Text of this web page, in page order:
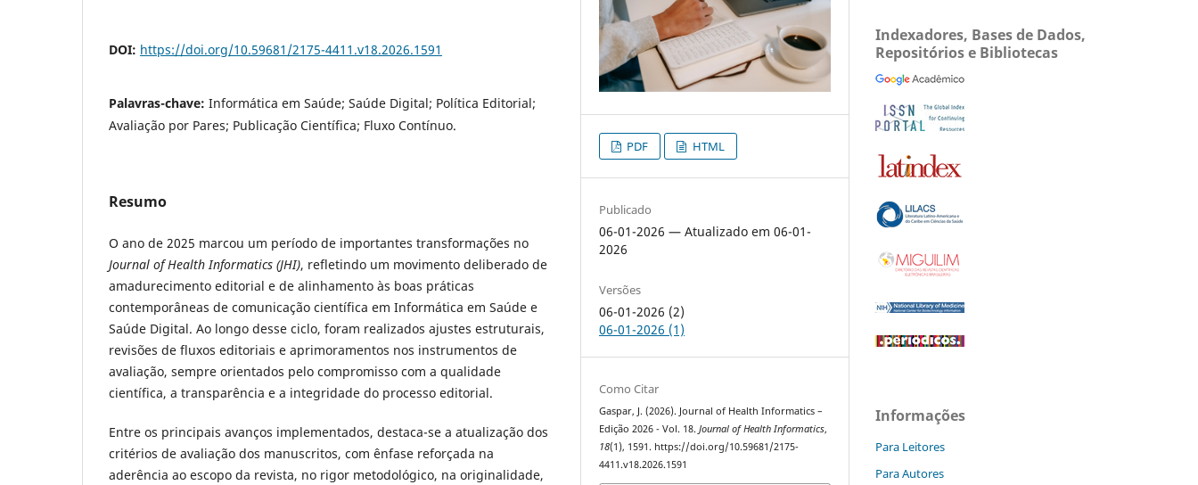
DOI: https://doi.org/10.59681/2175-4411.v18.2026.1591
Palavras-chave: Informática em Saúde; Saúde Digital; Política Editorial;
Avaliação por Pares; Publicação Científica; Fluxo Contínuo.
Resumo
O ano de 2025 marcou um período de importantes transformações no
Journal of Health Informatics (JHI), refletindo um movimento deliberado de
amadurecimento editorial e de alinhamento às boas práticas
contemporâneas de comunicação científica em Informática em Saúde e
Saúde Digital. Ao longo desse ciclo, foram realizados ajustes estruturais,
revisões de fluxos editoriais e aprimoramentos nos instrumentos de
avaliação, sempre orientados pelo compromisso com a qualidade
científica, a transparência e a integridade do processo editorial.
Entre os principais avanços implementados, destaca-se a atualização dos
critérios de avaliação dos manuscritos, com ênfase reforçada na
aderência ao escopo da revista, no rigor metodológico, na originalidade,
PDF HTML
Publicado
06-01-2026 — Atualizado em 06-01-
2026
Versões
06-01-2026 (2)
06-01-2026 (1)
Como Citar
Gaspar, J. (2026). Journal of Health Informatics –
Edição 2026 - Vol. 18.Journal of Health Informatics,
18(1), 1591. https://doi.org/10.59681/2175-
4411.v18.2026.1591
Indexadores, Bases de Dados,
Repositórios e Bibliotecas
Informações
Para Leitores
Para Autores